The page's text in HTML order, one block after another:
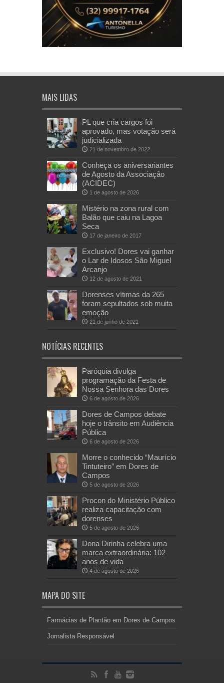
MAIS LIDAS
PL que cria cargos foi
aprovado, mas votação será
judicializada
21 de novembro de 2022
Conheça os aniversariantes
de Agosto da Associação
(ACIDEC)
1 de agosto de 2026
Mistério na zona rural com
Balão que caiu na Lagoa
Seca
17 de janeiro de 2017
Exclusivo! Dores vai ganhar
o Lar de Idosos São Miguel
Arcanjo
12 de agosto de 2021
Dorenses vítimas da 265
foram sepultados sob muita
emoção
21 de junho de 2021
NOTÍCIAS RECENTES
Paróquia divulga
programação da Festa de
Nossa Senhora das Dores
6 de agosto de 2026
Dores de Campos debate
hoje o trânsito em Audiência
Pública
6 de agosto de 2026
Morre o conhecido “Maurício
Tintuteiro” em Dores de
Campos
5 de agosto de 2026
Procon do Ministério Público
realiza capacitação com
dorenses
5 de agosto de 2026
Dona Dirinha celebra uma
marca extraordinária: 102
anos de vida
4 de agosto de 2026
MAPA DO SITE
Farmácias de Plantão em Dores de Campos
Jornalista Responsável